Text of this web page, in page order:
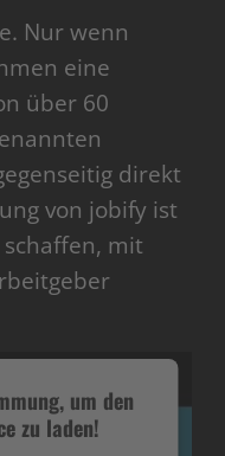
Nur wenn
eine
über 60
direkt
von jobify ist
mit
um den
zu laden!